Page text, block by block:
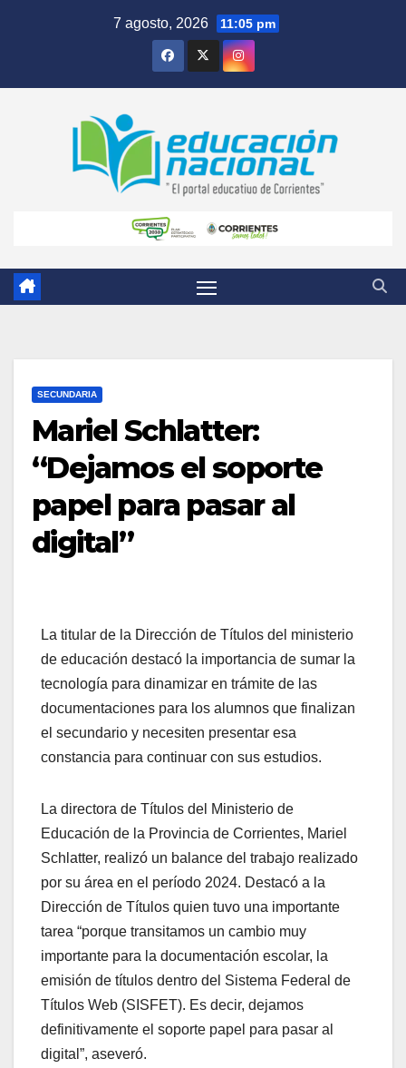
7 agosto, 2026 11:05 pm
SECUNDARIA
Mariel Schlatter:
“Dejamos el soporte
papel para pasar al
digital”
La titular de la Dirección de Títulos del ministerio
de educación destacó la importancia de sumar la
tecnología para dinamizar en trámite de las
documentaciones para los alumnos que finalizan
el secundario y necesiten presentar esa
constancia para continuar con sus estudios.
La directora de Títulos del Ministerio de
Educación de la Provincia de Corrientes, Mariel
Schlatter, realizó un balance del trabajo realizado
por su área en el período 2024. Destacó a la
Dirección de Títulos quien tuvo una importante
tarea “porque transitamos un cambio muy
importante para la documentación escolar, la
emisión de títulos dentro del Sistema Federal de
Títulos Web (SISFET). Es decir, dejamos
definitivamente el soporte papel para pasar al
digital”, aseveró.